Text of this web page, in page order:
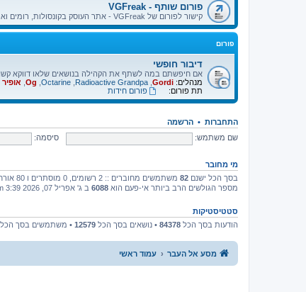
פורום שותף - VGFreak
קישור לפורום של VGFreak - אתר העוסק בקונסולות, רומים ואמולטורים.
פורום
דיבור חופשי
אם חיפשתם במה לשתף את הקהילה בנושאים שלאו דווקא
מנהלים: Gordi
Radioactive Grandpa
Octarine
Og אופיר
תת פורום:
פורום חידות
התחברות • הרשמה
שם משתמש:
סיסמה:
מי מחובר
בסך הכל ישנם 82 משתמשים מחוברים :: 2 רשומים, 0 מוסתרים ו 80 אורחים (מבוסס על משתמשים פעילים ב־5 הדקות האחרונות)
מספר הגולשים הרב ביותר אי-פעם הוא 6088 ב ג' אפריל 07, 2026 3:39 am
סטטיסטיקות
הודעות בסך הכל 84378 • נושאים בסך הכל 12579 • משתמשים בסך הכל
מסע אל העבר עמוד ראשי